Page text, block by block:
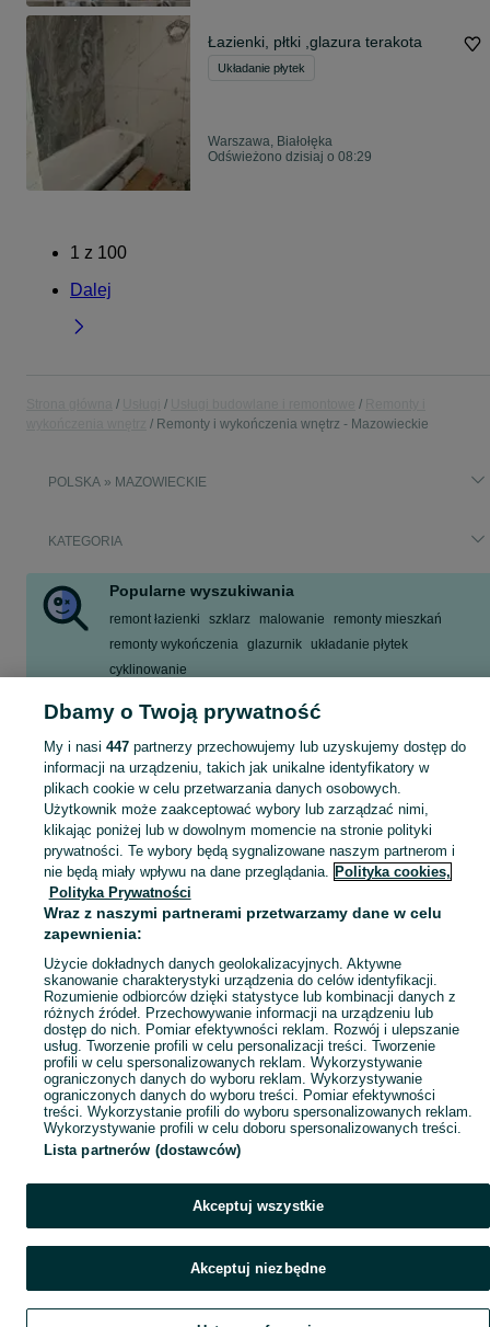
Łazienki, płtki ,glazura terakota
Układanie płytek
Warszawa, Białołęka
Odświeżono dzisiaj o 08:29
1 z 100
Dalej
Remonty i wykończenia wnętrz - Mazowieckie
POLSKA » MAZOWIECKIE
KATEGORIA
Popularne wyszukiwania
remont łazienki szklarz malowanie
remonty mieszkań
remonty wykończenia glazurnik
układanie płytek
cyklinowanie
Zobacz Więcej
Poszukujesz wykonawców od remontów i wykończeń wnętrz? Na OLX Usługi znajdziesz oferty dopasowane do Twoich potrzeb w okolicy miejscowości Mazowieckie. Zobacz
Mapa kategorii
Mapa miejscowości
Mapa ministron
Popularne wyszukiwania
Dbamy o Twoją prywatność
My i nasi 447partnerzy przechowujemy lub uzyskujemy dostęp do
informacji na urządzeniu, takich jak unikalne identyfikatory w
plikach cookie w celu przetwarzania danych osobowych.
Użytkownik może zaakceptować wybory lub zarządzać nimi,
klikając poniżej lub w dowolnym momencie na stronie polityki
prywatności. Te wybory będą sygnalizowane naszym partnerom i
nie będą miały wpływu na dane przeglądania. Polityka cookies,
Polityka Prywatności
Wraz z naszymi partnerami przetwarzamy dane w celu
zapewnienia:
Użycie dokładnych danych geolokalizacyjnych. Aktywne
skanowanie charakterystyki urządzenia do celów identyfikacji.
Rozumienie odbiorców dzięki statystyce lub kombinacji danych z
różnych źródeł. Przechowywanie informacji na urządzeniu lub
dostęp do nich. Pomiar efektywności reklam. Rozwój i ulepszanie
usług. Tworzenie profili w celu personalizacji treści. Tworzenie
profili w celu spersonalizowanych reklam. Wykorzystywanie
ograniczonych danych do wyboru reklam. Wykorzystywanie
ograniczonych danych do wyboru treści. Pomiar efektywności
treści. Wykorzystanie profili do wyboru spersonalizowanych reklam.
Wykorzystywanie profili w celu doboru spersonalizowanych treści.
Lista partnerów (dostawców)
Akceptuj wszystkie
Akceptuj niezbędne